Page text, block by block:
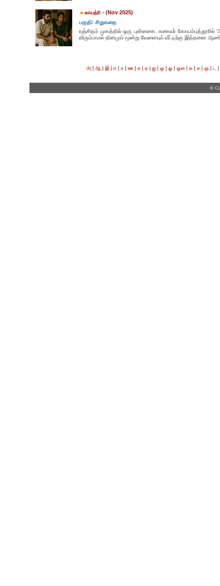
காயத்ரி - (Nov 2025)
பகுதி: சிறுகதை
ரஞ்சிதம் முகத்தில் ஒரு புன்னகை. கணவர்
விரும்பாமல் தினமும் மூன்று வேளையும் வீட்டிற்கு இத்தனை
அ | ஆ | இ| ஈ | உ | ஊ | எ | ஏ | ஐ | ஒ | ஓ | ஔ| க | ச | ஞ | ட |
©